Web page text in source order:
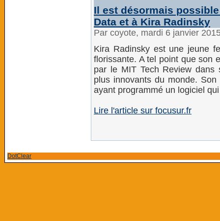
Il est désormais
Data et à Kira Radinsky
Par coyote, mardi 6 janvier
Kira Radinsky est une jeune
florissante. A tel point que son
par le MIT Tech Review
plus innovants du monde.
ayant programmé un logiciel
Lire l'article sur focusur.fr
DotClear